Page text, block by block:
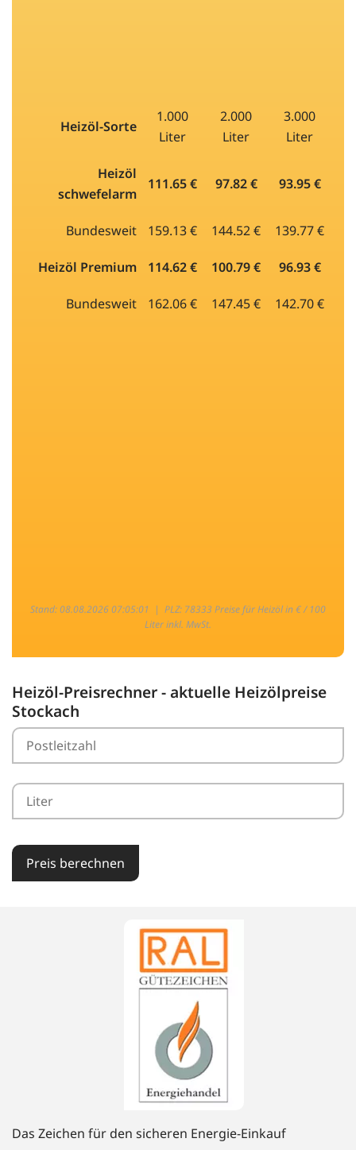
Heizöl-Sorte
1.000
Liter
2.000
Liter
3.000
Liter
Heizöl
schwefelarm
111.65 € 97.82 € 93.95 €
Bundesweit 159.13 € 144.52 € 139.77 €
Heizöl Premium 114.62 € 100.79 € 96.93 €
Bundesweit 162.06 € 147.45 € 142.70 €
Stand: 08.08.2026 07:05:01 | PLZ: 78333 Preise für Heizöl in € / 100
Liter inkl. MwSt.
Heizöl-Preisrechner - aktuelle Heizölpreise
Stockach
Preis berechnen
Das Zeichen für den sicheren Energie-Einkauf